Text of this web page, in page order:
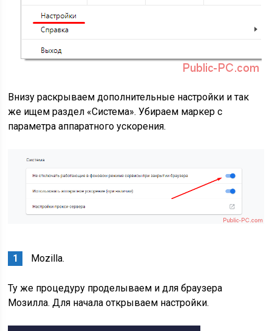
Внизу раскрываем дополнительные настройки и так
же ищем раздел «Система». Убираем маркер с
параметра аппаратного ускорения.
Mozilla.
Ту же процедуру проделываем и для браузера
Мозилла. Для начала открываем настройки.